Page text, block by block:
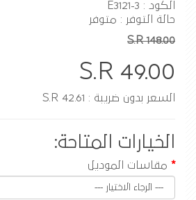
الكود : E3121-3
حالة التوفر : متوفر
S.R 148.00
S.R 49.00
السعر بدون ضريبة : S.R 42.61
الخيارات المتاحة:
مقاسات الموديل